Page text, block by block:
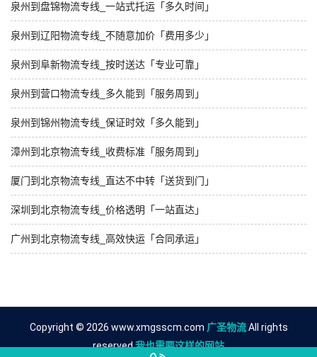
泉州到盘锦物流专线_一站式托运「多久时间」
泉州到辽阳物流专线_不随意加价「费用多少」
泉州到阜新物流专线_按时送达「专业可靠」
泉州到营口物流专线_多久能到「服务周到」
泉州到锦州物流专线_保证时效「多久能到」
漳州到北京物流专线_收费标准「服务周到」
厦门到北京物流专线_直达不中转「送货到门」
深圳到北京物流专线_价格透明「一站直达」
广州到北京物流专线_高效快运「合同承运」
Copyright © 2026 www.xmgsscm.com 广圣物流All rights
reserved.我也需要这样的网站